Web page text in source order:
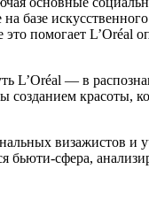
помогает L’Oréal
L’Oréal — в
созданием красоты,
визажистов и
сфера,